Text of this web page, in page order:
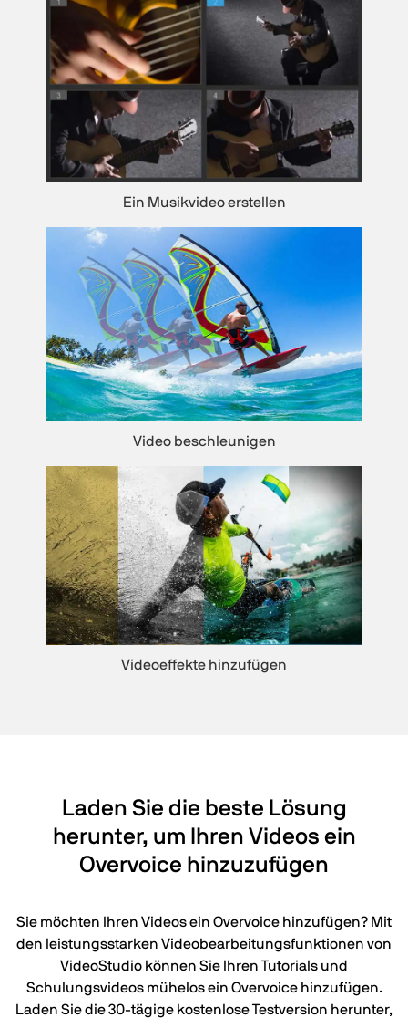
Ein Musikvideo erstellen
Video beschleunigen
Videoeffekte hinzufügen
Laden Sie die beste Lösung
herunter, um Ihren Videos ein
Overvoice hinzuzufügen
Sie möchten Ihren Videos ein Overvoice hinzufügen? Mit
den leistungsstarken Videobearbeitungsfunktionen von
VideoStudio können Sie Ihren Tutorials und
Schulungsvideos mühelos ein Overvoice hinzufügen.
Laden Sie die 30-tägige kostenlose Testversion herunter,